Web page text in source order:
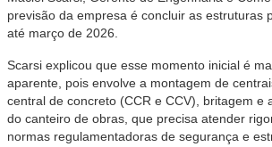
previsão da empresa é concluir as estruturas
até março de 2026.
Scarsi explicou que esse momento inicial é
aparente, pois envolve a montagem de
central de concreto (CCR e CCV), britagem e
do canteiro de obras, que precisa atender
normas regulamentadoras de segurança e